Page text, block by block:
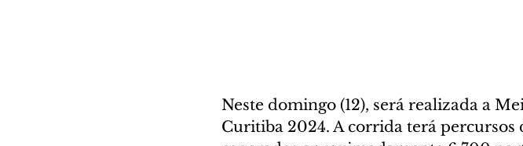
Neste domingo (12), será realizada a
Curitiba 2024. A corrida terá percursos